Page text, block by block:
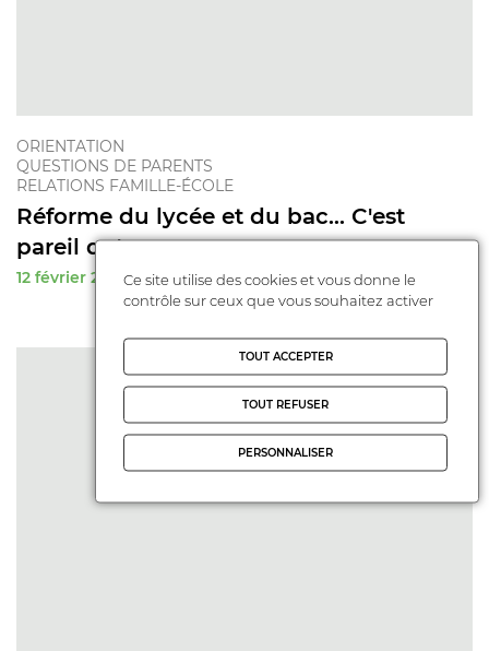
ORIENTATION
QUESTIONS DE PARENTS
RELATIONS FAMILLE-ÉCOLE
Réforme du lycée et du bac... C'est
pareil qu'avan ...
12 février 2019Ce site utilise des cookies et vous donne le
contrôle sur ceux que vous souhaitez activer
TOUT ACCEPTER
TOUT REFUSER
PERSONNALISER